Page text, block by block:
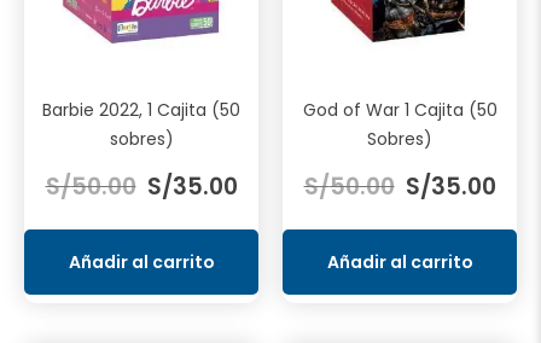
Barbie 2022, 1 Cajita (50
sobres)
S/50.00 precio
original
era:
S/35.00precio
actual
S/35.00.
Añadir al carrito
God of War 1 Cajita (50
Sobres)
S/50.00 precio
original
era:
S/35.00
S/
Añadir al carrito